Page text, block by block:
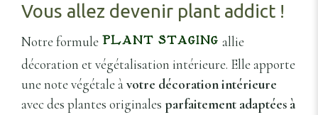
Vous allez devenir plant addict !
Notre formule PLANT STAGING allie
décoration et végétalisation intérieure. Elle apporte
une note végétale àvotre décoration intérieure
avec des plantes originales parfaitement adaptées à